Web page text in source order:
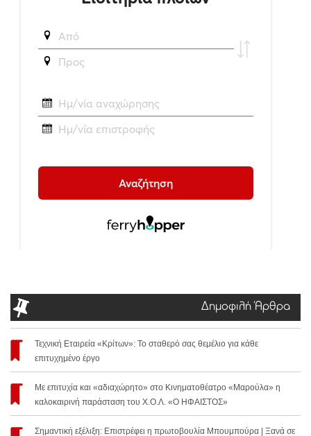
Δημοφιλή Άρθρα
Τεχνική Εταιρεία «Κρίτων»: Το σταθερό σας θεμέλιο για κάθε
επιτυχημένο έργο
Με επιτυχία και «αδιαχώρητο» στο Κινηματοθέατρο «Μαρούλα» η
καλοκαιρινή παράσταση του Χ.Ο.Λ. «Ο ΗΦΑΙΣΤΟΣ»
Σημαντική εξέλιξη: Επιστρέφει η πρωτοβουλία Μπουμπούρα | Ξανά σε